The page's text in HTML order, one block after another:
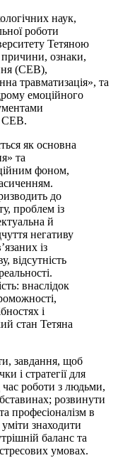
наук,
роботи
Тетяною
ознаки,
(СЕВ),
травматизація», та
емоційного
СЕВ.
як основна
та
фоном,
до
проблем із
й
негативу
із
відсутність
внаслідок
і
стан Тетяна
завдання, щоб
і стратегії для
роботи з людьми,
розвинути
професіоналізм в
знаходити
баланс та
умовах.